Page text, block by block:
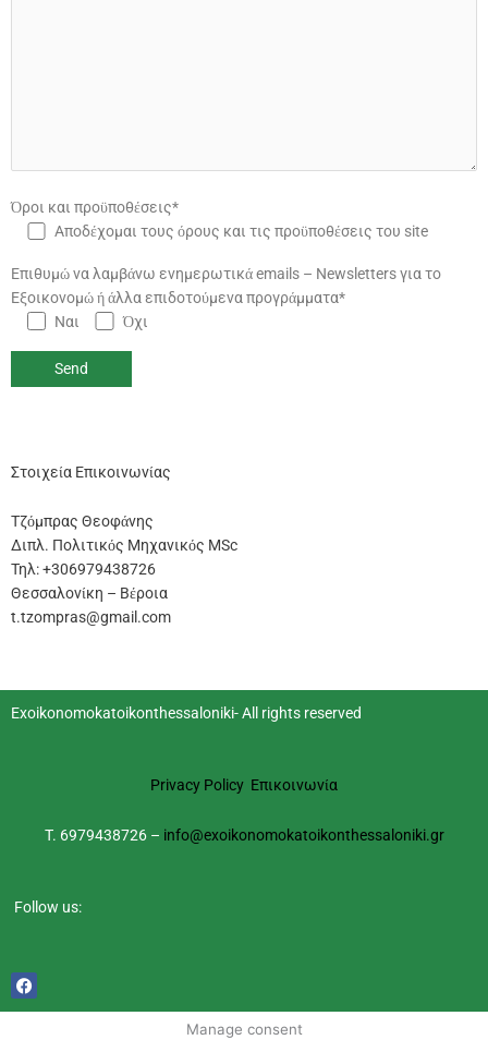
Όροι και προϋποθέσεις*
Αποδέχομαι τους όρους και τις προϋποθέσεις του site
Επιθυμώ να λαμβάνω ενημερωτικά emails – Newsletters για το
Εξοικονομώ ή άλλα επιδοτούμενα προγράμματα*
Ναι
Όχι
Στοιχεία Επικοινωνίας
Τζόμπρας Θεοφάνης
Διπλ. Πολιτικός Μηχανικός MSc
Τηλ: +306979438726
Θεσσαλονίκη – Βέροια
t.tzompras@gmail.com
Exoikonomokatoikonthessaloniki- All rights reserved
Privacy Policy Επικοινωνία
T. 6979438726 – info@exoikonomokatoikonthessaloniki.gr
Follow us:
F
a
c
Manage consent